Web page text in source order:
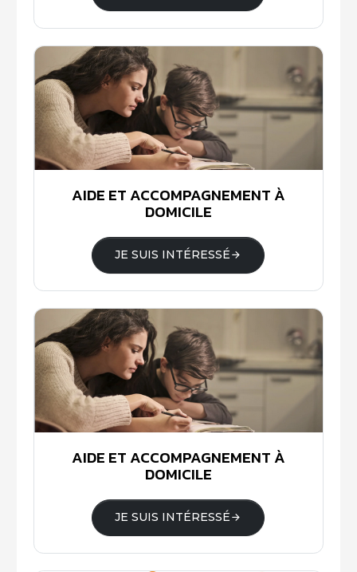
AIDE ET ACCOMPAGNEMENT À
DOMICILE
JE SUIS INTÉRESSÉ
AIDE ET ACCOMPAGNEMENT À
DOMICILE
JE SUIS INTÉRESSÉ